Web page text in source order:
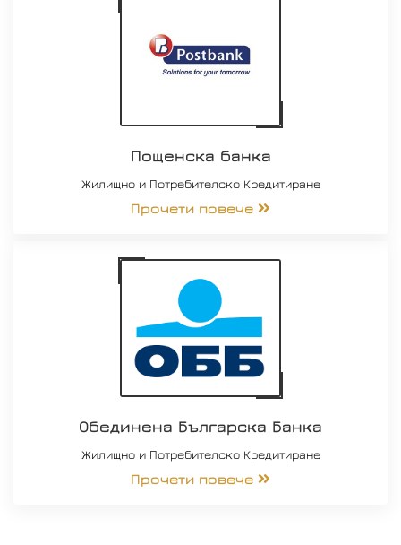
Пощенска банка
Жилищно и Потребителско Кредитиране
Прочети повече
Обединена Българска Банка
Жилищно и Потребителско Кредитиране
Прочети повече